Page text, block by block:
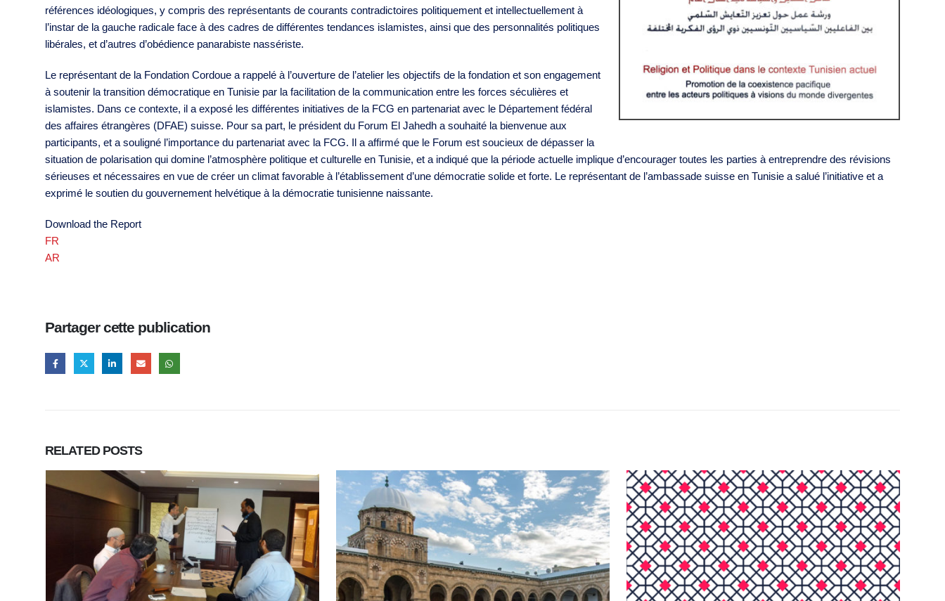
références idéologiques, y compris des représentants de courants contradictoires politiquement et intellectuellement à
l’instar de la gauche radicale face à des cadres de différentes tendances islamistes, ainsi que des personnalités politiques
libérales, et d’autres d’obédience panarabiste nassériste.
Le représentant de la Fondation Cordoue a rappelé à l’ouverture de l’atelier les objectifs de la fondation et son engagement
à soutenir la transition démocratique en Tunisie par la facilitation de la communication entre les forces séculières et
islamistes. Dans ce contexte, il a exposé les différentes initiatives de la FCG en partenariat avec le Département fédéral
des affaires étrangères (DFAE) suisse. Pour sa part, le président du Forum El Jahedh a souhaité la bienvenue aux
participants, et a souligné l’importance du partenariat avec la FCG. Il a affirmé que le Forum est soucieux de dépasser la
situation de polarisation qui domine l’atmosphère politique et culturelle en Tunisie, et a indiqué que la période actuelle implique d’encourager toutes les parties à entreprendre des révisions
sérieuses et nécessaires en vue de créer un climat favorable à l’établissement d’une démocratie solide et forte. Le représentant de l’ambassade suisse en Tunisie a salué l’initiative et a
exprimé le soutien du gouvernement helvétique à la démocratie tunisienne naissante.
Download the Report
FR
AR
Partager cette publication
RELATED POSTS